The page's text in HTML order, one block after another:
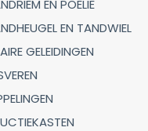
EN POELIE
EN TANDWIEL
GELEIDINGEN